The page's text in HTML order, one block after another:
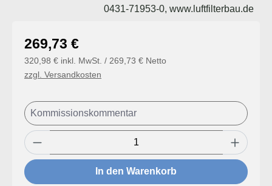
0431-71953-0, www.luftfilterbau.de
Regulärer Preis:
269,73 €
320,98 € inkl. MwSt. / 269,73 € Netto
zzgl. Versandkosten
Produkt Anzahl: Gib den gewünschten
In den Warenkorb